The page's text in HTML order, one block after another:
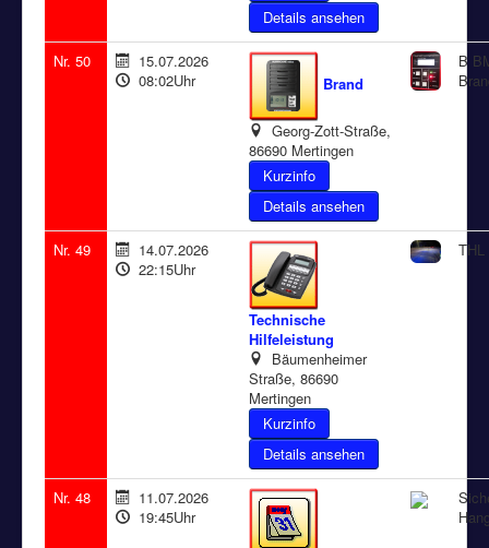
Details ansehen
Nr. 50
15.07.2026
08:02Uhr
Brand
Georg-Zott-Straße,
86690 Mertingen
Details ansehen
B
Nr. 49
14.07.2026
22:15Uhr
Technische
Hilfeleistung
Bäumenheimer
Straße, 86690
Mertingen
Details ansehen
THL
Nr. 48
11.07.2026
19:45Uhr